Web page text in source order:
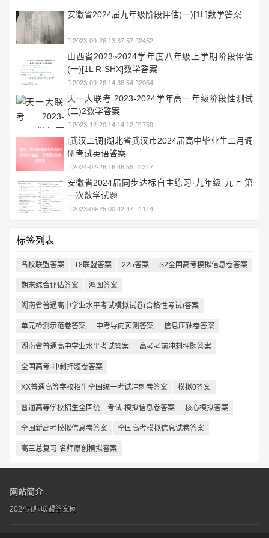
安徽省2024届九年级阶段评估(一)[1L]数学答案
2023-09-26 13:37:57 2452
山西省2023~2024学年度八年级上学期阶段评估
(一)[1L R-SHX]数学答案
2023-09-26 14:38:54 2054
天一大联考 2023-2024学年高一年级阶段性测试
(二)2数学答案
2023-12-20 14:14:12 1759
[武汉二调]湖北省武汉市2024届高中毕业生二月调
研考试英语答案
2024-02-28 16:46:55 1317
安徽省2024届同步达标自主练习·九年级 九上 第
一次数学试题
2023-09-25 00:42:47 1114
标签列表
名校联盟答案 T8联盟答案 225答案 S2全国高考模拟信息卷答案
期末综合评估答案 鸿图答案
湖南省普通高中学业水平考试模拟试卷(合格性考试)答案
单元检测示范卷答案 中考导向预测答案 信息压轴卷答案
湖南省普通高中学业水平考试答案 高考考前冲刺押题答案
全国高考·冲刺押题卷答案
XX普通高等学校招生全国统一考试冲刺卷答案 模拟0答案
普通高等学校招生全国统一考试·模拟信息卷答案 核心模拟答案
全国新高考模拟信息卷答案 全国高考模拟信息试卷答案
高三总复习·名师原创模拟答案
网站简介
2024九师联盟答案网